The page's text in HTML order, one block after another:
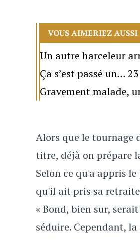
VOUS AIMERIEZ AUSSI
Un autre harceleur
Ça s’est passé un…
Gravement malade,
Alors que le tournage
titre, déjà on prépare
Selon ce qu'a appris
qu'il ait pris sa
« Bond, bien sur,
séduire. Cependant,